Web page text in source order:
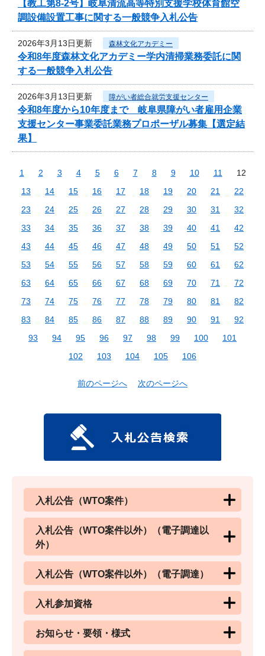
【教工第8-2号】岐阜清流高等特別支援学校体育館空
調設備設置工事に関する一般競争入札公告
2026年3月13日更新 森林文化アカデミー
令和8年度森林文化アカデミー学内清掃業務委託に関
する一般競争入札公告
2026年3月13日更新 障がい者総合就労支援センター
令和8年度から10年度まで 岐阜県障がい者雇用企業
支援センター事業委託業務プロポーザル募集【選定結
果】
1 2 3 4 5 6 7 8 9 10 11
12
13
14 15 16 17 18 19 20 21
22
23
24 25 26 27 28 29 30 31
32
33
34 35 36 37 38 39 40 41
42
43
44 45 46 47 48 49 50 51
52
53
54 55 56 57 58 59 60 61
62
63
64 65 66 67 68 69 70 71
72
73
74 75 76 77 78 79 80 81
82
83
84 85 86 87 88 89 90 91
92
93
94 95 96 97 98 99 100
101
102
103 104 105 106
前のページへ 次のページへ
入札公告（WTO案件）
入札公告（WTO案件以外）（電子調達以
外）
入札公告（WTO案件以外）（電子調達）
入札参加資格
お知らせ・要領・様式